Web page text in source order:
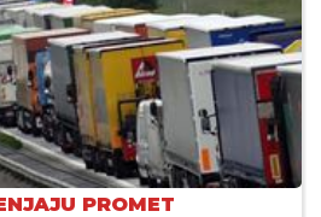
PROMET